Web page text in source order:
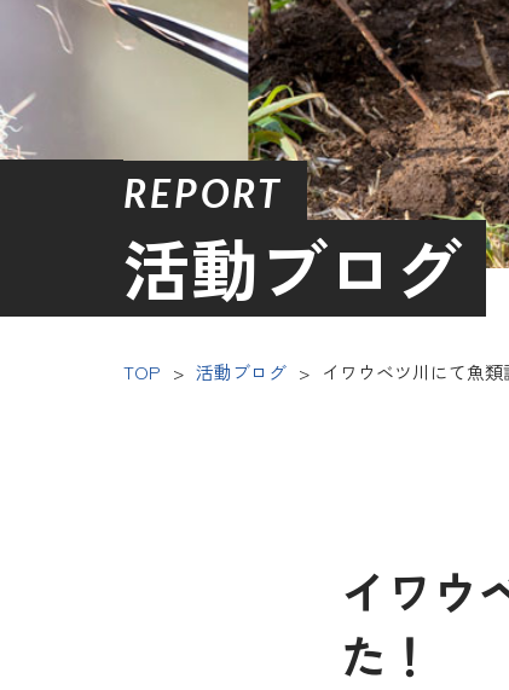
REPORT
活動ブログ
TOP > 活動ブログ > イワウベツ川にて魚類
イワウ
た！